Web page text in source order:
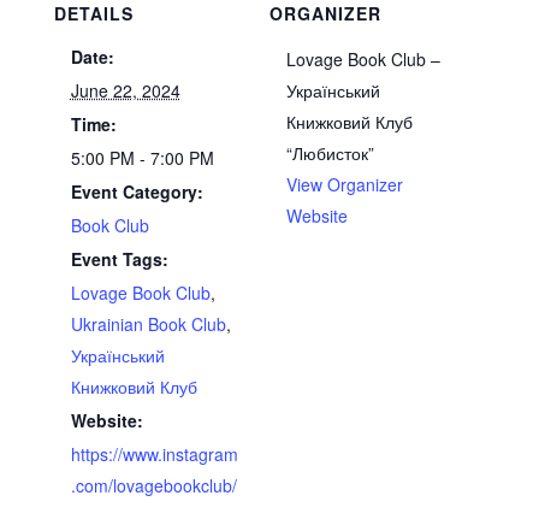
DETAILS
Date:
June 22, 2024
Time:
5:00 PM - 7:00 PM
Event Category:
Book Club
Event Tags:
Lovage Book Club,
Ukrainian Book Club,
Український
Книжковий Клуб
Website:
https://www.instagram
.com/lovagebookclub/
ORGANIZER
Lovage Book Club –
Український
Книжковий Клуб
“Любисток”
View Organizer
Website